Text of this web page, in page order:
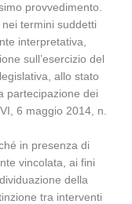
provvedimento.
termini suddetti
interpretativa,
sull’esercizio del
allo stato
partecipazione dei
6 maggio 2014, n.
in presenza di
vincolata, ai fini
della
tra interventi